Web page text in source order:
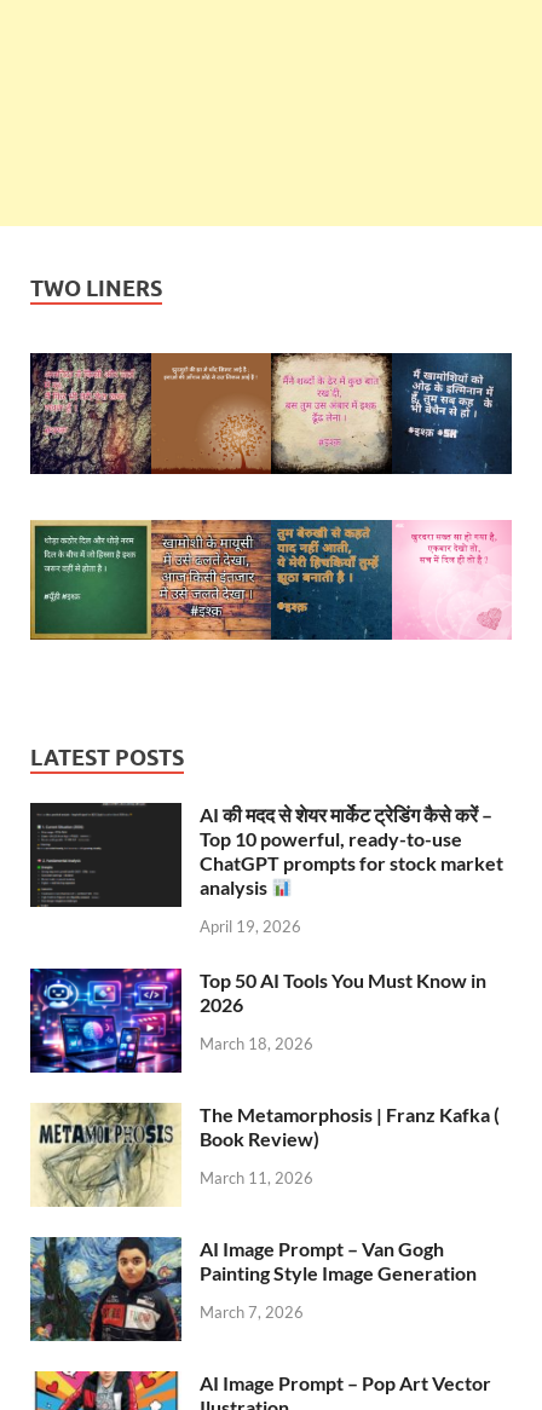
TWO LINERS
LATEST POSTS
AI की मदद से शेयर मार्केट ट्रेडिंग कैसे करें –
Top 10 powerful, ready-to-use
ChatGPT prompts for stock market
analysis
April 19, 2026
Top 50 AI Tools You Must Know in
2026
March 18, 2026
The Metamorphosis | Franz Kafka (
Book Review)
March 11, 2026
AI Image Prompt – Van Gogh
Painting Style Image Generation
March 7, 2026
AI Image Prompt – Pop Art Vector